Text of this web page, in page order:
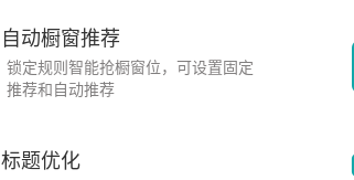
自动橱窗推荐
锁定规则智能抢橱窗位，可设置固定
推荐和自动推荐
标题优化